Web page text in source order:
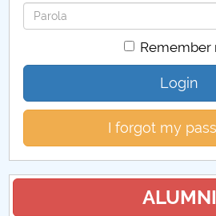
Hotărâri Senat din 25
Hotărâri Senat din 10 iulie
Hotărâri Senat din 27
Hotărâri Senat din 25 iunie
Password
Remember
Login
I forgot my
ALUMNI